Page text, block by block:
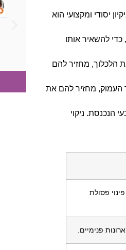
יסודי ומקצועי הוא
להשאיר אותו
הלכלוך, מחזיר להם
העמוק, מחזיר להם את
הנכנסת. ניקוי
פסולת
פנימיים.